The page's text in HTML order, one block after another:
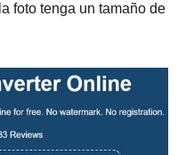
foto tenga un tamaño de